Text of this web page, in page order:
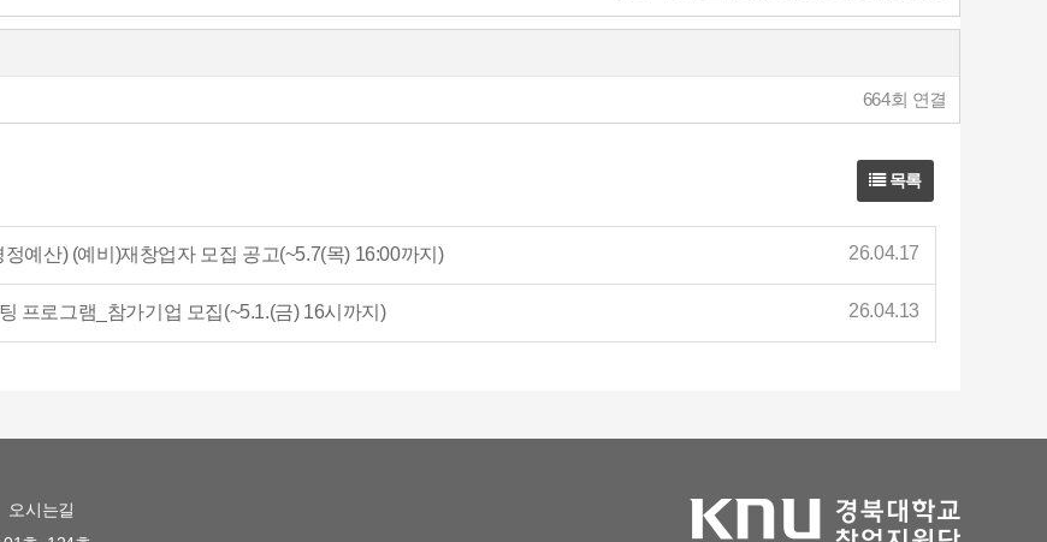
664회 연결
목록
예산) (예비)재창업자 모집 공고(~5.7(목) 16:00까지) 26.04.17
프로그램_참가기업 모집(~5.1.(금) 16시까지) 26.04.13
오시는길